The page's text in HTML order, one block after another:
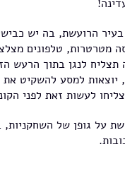
הרועשת, בה יש
מטרטרות, טלפונים
תצליח לנגן בתוך הרעש
יוצאות למסע להשקיט את
לעשות זאת לפני
על גופן של השחקניות,